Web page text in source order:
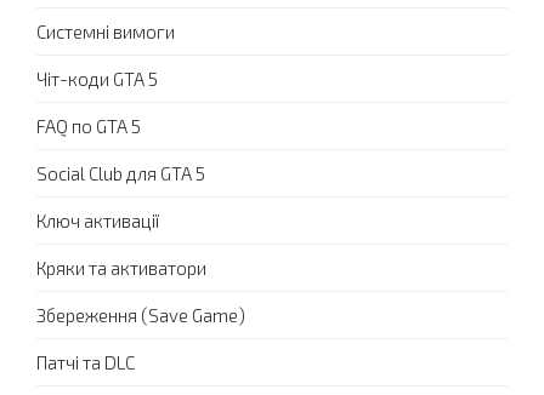
Системні вимоги
Чіт-коди GTA 5
FAQ по GTA 5
Social Club для GTA 5
Ключ активації
Кряки та активатори
Збереження (Save Game)
Патчі та DLC